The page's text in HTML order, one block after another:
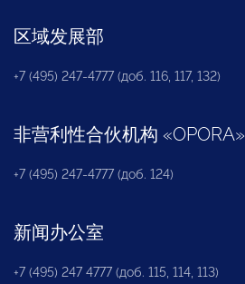
区域发展部
+7 (495) 247-4777 (доб. 116, 117, 132)
非营利性合伙机构 «OPORA»
+7 (495) 247-4777 (доб. 124)
新闻办公室
+7 (495) 247 4777 (доб. 115, 114, 113)